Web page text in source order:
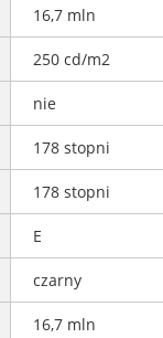
16,7 mln
250 cd/m2
nie
178 stopni
178 stopni
E
czarny
16,7 mln